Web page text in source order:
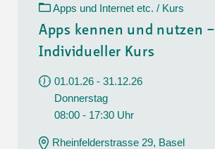
Apps und Internet etc. / Kurs
Apps kennen und nutzen –
Individueller Kurs
01.01.26 - 31.12.26
Donnerstag
08:00 - 17:30 Uhr
Rheinfelderstrasse 29, Basel